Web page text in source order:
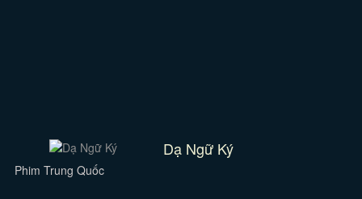
Dạ Ngữ Ký
Phim Trung Quốc